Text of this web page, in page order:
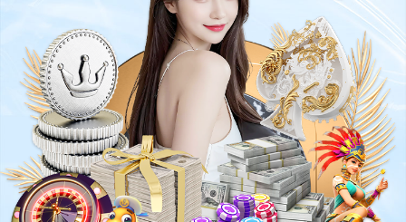
公司新闻 公告
采购信息
AC米兰官网-三星推出 BESPOKE 缤色铂格
WW9400D 系列洗衣机：支持接听电话、12千克容
积